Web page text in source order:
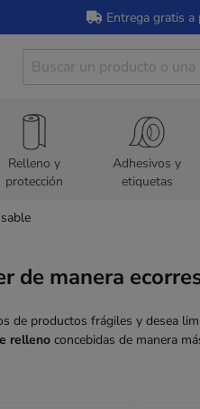
Entrega gratis a
Relleno y
protección
Adhesivos y
etiquetas
de manera
de productos frágiles y desea
relleno concebidas de manera